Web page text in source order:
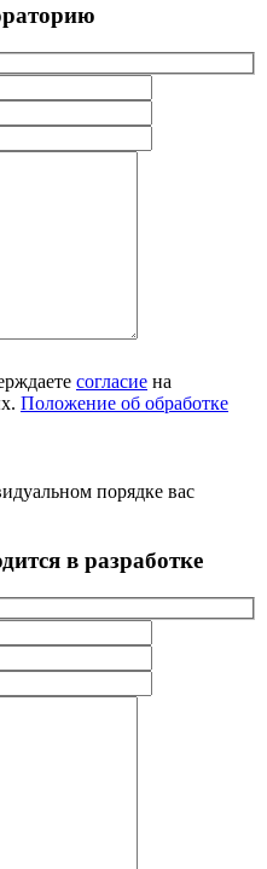
согласие на
Положение об обработке
порядке вас
в разработке